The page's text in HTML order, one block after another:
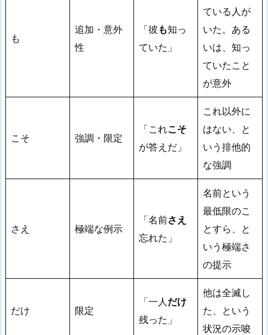
も
追加・意外
性
「彼 も知っ
ていた」
ている人が
いた。ある
いは、知っ
ていたこと
が意外
こそ 強調・限定
「これこそ
が答えだ」
これ以外に
はない、と
いう排他的
な強調
さえ 極端な例示
「名前さえ
忘れた」
名前という
最低限のこ
とすら、と
いう極端さ
の提示
だけ 限定
「一人 だけ
残った」
他は全滅し
た、という
状況の示唆